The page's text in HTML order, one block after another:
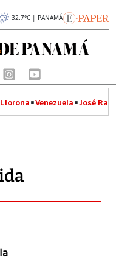
32.7°C | PANAMÁ
Venezuela José